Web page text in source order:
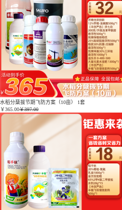
水稻分蘖拔节期飞防方案（10亩） 1套
￥365.00￥397.00